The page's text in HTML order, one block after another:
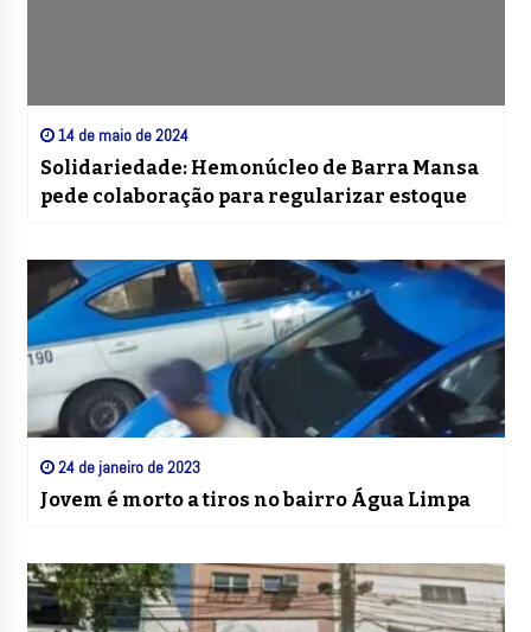
14 de maio de 2024
Solidariedade: Hemonúcleo de Barra Mansa
pede colaboração para regularizar estoque
24 de janeiro de 2023
Jovem é morto a tiros no bairro Água Limpa